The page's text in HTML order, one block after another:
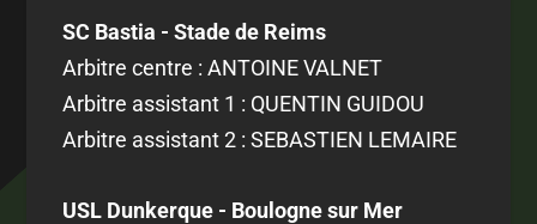
SC Bastia - Stade de Reims
Arbitre centre : ANTOINE VALNET
Arbitre assistant 1 : QUENTIN GUIDOU
Arbitre assistant 2 : SEBASTIEN LEMAIRE
USL Dunkerque - Boulogne sur Mer